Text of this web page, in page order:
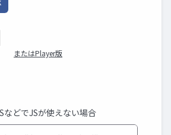
またはPlayer版
などでJSが使えない場合